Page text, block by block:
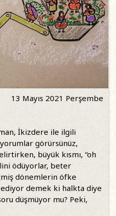
13 Mayıs 2021 Perşembe
İkizdere ile ilgili
yorumlar görürsünüz,
büyük kısmı, “oh
ödüyorlar, beter
dönemlerin öfke
demek ki halkta diye
düşmüyor mu? Peki,